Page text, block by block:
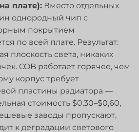
плате): Вместо отдельных
однородный чип с
покрытием
по всей плате. Результат:
плоскость света, никаких
COB работает горячее, чем
корпус требует
пластины радиатора —
стоимость $0,30–$0,60,
заводы пропускают,
к деградации светового